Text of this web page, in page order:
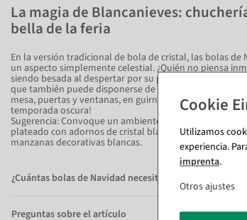
La magia de Blancanieves:
bella de la feria
En la versión tradicional de bola de cristal, las bolas
un aspecto simplemente celestial. ¿Quién no piensa
siendo besada al despertar por su príncipe? El blanco
que también puede disponerse de diversas maneras en
mesa, puertas y ventanas, en guirnaldas y en el árbol
temporada oscura!
Sugerencia: Convoque un ambiente de cuento de
plateado con adornos de cristal blancos y rojos, rosas
manzanas decorativas blancas.
¿Cuántas bolas de Navidad necesito para cada árbol?
Preguntas sobre el artículo
Utilizamos
experiencia.
imprenta.
Otros ajustes